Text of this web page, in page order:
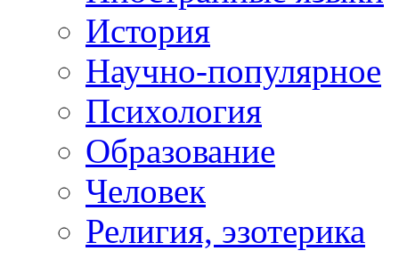
История
Научно-популярное
Психология
Образование
Человек
Религия, эзотерика